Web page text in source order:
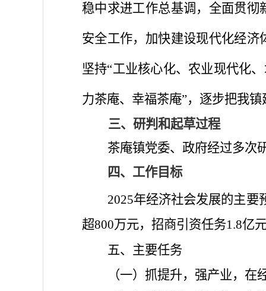
稳中求进工作总基调，全面贯
安全工作，加快建设现代化经
坚持“工业核心化、农业现代化
力茶庵、幸福茶庵”，逐步把我
三、 研判和起草过程
茶庵镇党委、政府经过多次
四、 工作目标
2025年经济社会发展的主要
超800万元，招商引资任务1.8亿
五、主要任务
（一）抓提升，强产业，在